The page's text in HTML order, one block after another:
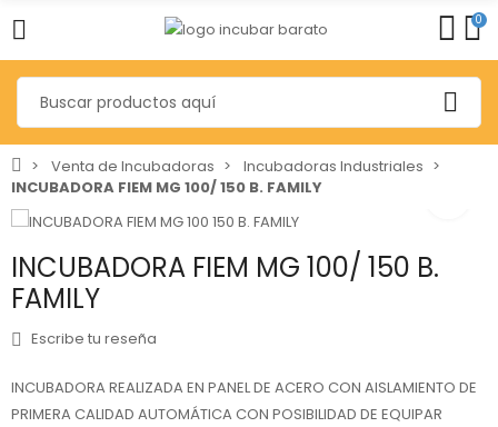
0
Venta de Incubadoras
Incubadoras Industriales
INCUBADORA FIEM MG 100/ 150 B. FAMILY
INCUBADORA FIEM MG 100/ 150 B.
FAMILY
Escribe tu reseña
INCUBADORA REALIZADA EN PANEL DE ACERO CON AISLAMIENTO DE
PRIMERA CALIDAD AUTOMÁTICA CON POSIBILIDAD DE EQUIPAR